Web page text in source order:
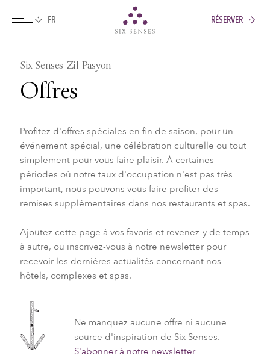
RÉSERVER
Six Senses Zil Pasyon
Offres
Profitez d'offres spéciales en fin de saison, pour un
événement spécial, une célébration culturelle ou tout
simplement pour vous faire plaisir. À certaines
périodes où notre taux d'occupation n'est pas très
important, nous pouvons vous faire profiter des
remises supplémentaires dans nos restaurants et spas.
Ajoutez cette page à vos favoris et revenez-y de temps
à autre, ou inscrivez-vous à notre newsletter pour
recevoir les dernières actualités concernant nos
hôtels, complexes et spas.
Ne manquez aucune offre ni aucune
source d'inspiration de Six Senses.
S'abonner à notre newsletter